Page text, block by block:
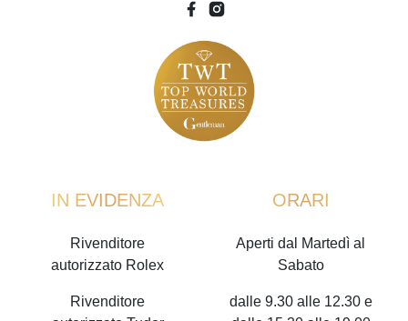
IN EVIDENZA
Rivenditore
autorizzato Rolex
Rivenditore
ORARI
Aperti dal Martedì al
Sabato
dalle 9.30 alle 12.30 e